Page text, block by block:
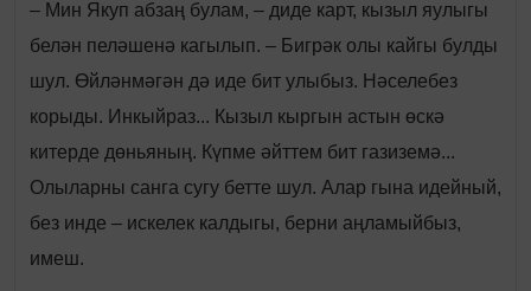
– Мин Якуп абзаң булам, – диде карт, кызыл яулыгы
белән пеләшенә кагылып. – Бигрәк олы кайгы булды
шул. Өйләнмәгән дә иде бит улыбыз. Нәселебез
корыды. Инкыйраз... Кызыл кыргын астын өскә
китерде дөньяның. Күпме әйттем бит газиземә...
Олыларны санга сугу бетте шул. Алар гына идейный,
без инде – искелек калдыгы, берни аңламыйбыз,
имеш.